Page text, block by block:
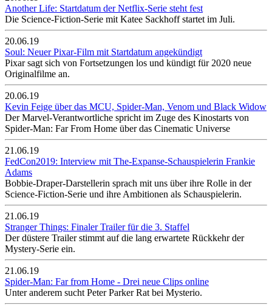
Another Life: Startdatum der Netflix-Serie steht fest
Die Science-Fiction-Serie mit Katee Sackhoff startet im Juli.
20.06.19
Soul: Neuer Pixar-Film mit Startdatum angekündigt
Pixar sagt sich von Fortsetzungen los und kündigt für 2020 neue
Originalfilme an.
20.06.19
Kevin Feige über das MCU, Spider-Man, Venom und Black Widow
Der Marvel-Verantwortliche spricht im Zuge des Kinostarts von
Spider-Man: Far From Home über das Cinematic Universe
21.06.19
FedCon2019: Interview mit The-Expanse-Schauspielerin Frankie
Adams
Bobbie-Draper-Darstellerin sprach mit uns über ihre Rolle in der
Science-Fiction-Serie und ihre Ambitionen als Schauspielerin.
21.06.19
Stranger Things: Finaler Trailer für die 3. Staffel
Der düstere Trailer stimmt auf die lang erwartete Rückkehr der
Mystery-Serie ein.
21.06.19
Spider-Man: Far from Home - Drei neue Clips online
Unter anderem sucht Peter Parker Rat bei Mysterio.